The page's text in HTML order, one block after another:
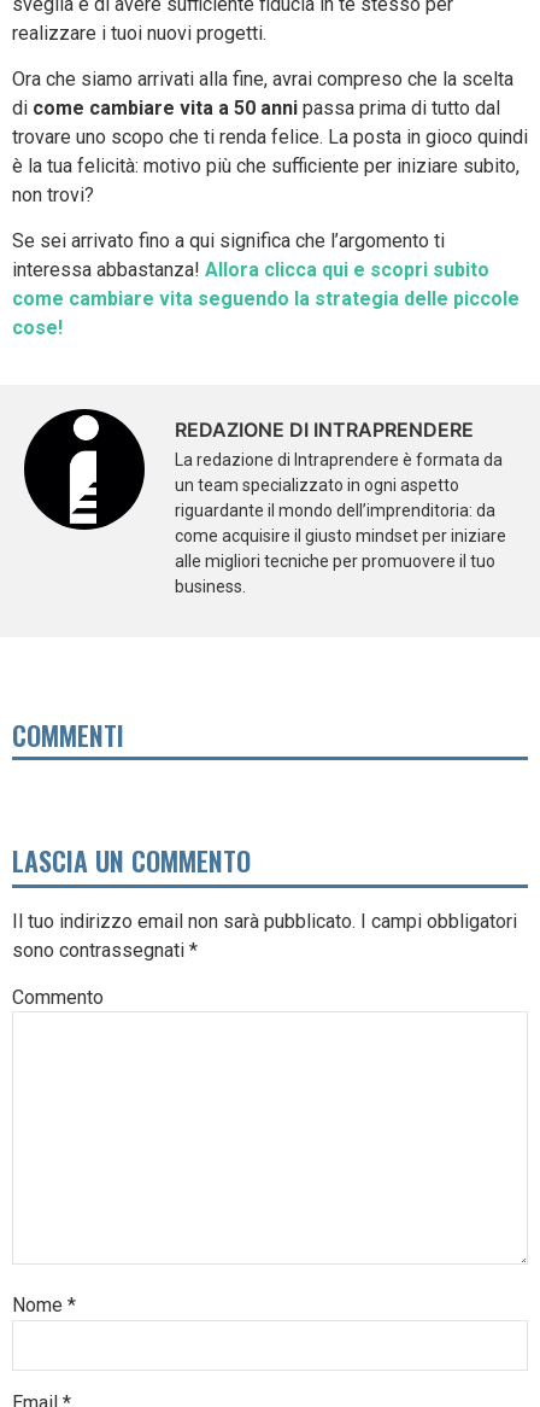
realizzare i tuoi nuovi progetti.
Ora che siamo arrivati alla fine, avrai compreso che la scelta
di come cambiare vita a 50 anni passa prima di tutto dal
trovare uno scopo che ti renda felice. La posta in gioco quindi
è la tua felicità: motivo più che sufficiente per iniziare subito,
non trovi?
Se sei arrivato fino a qui significa che l’argomento ti
interessa abbastanza! Allora clicca qui e scopri subito
come cambiare vita seguendo la strategia delle piccole
cose!
REDAZIONE DI INTRAPRENDERE
La redazione di Intraprendere è formata da
un team specializzato in ogni aspetto
riguardante il mondo dell’imprenditoria: da
come acquisire il giusto mindset per iniziare
alle migliori tecniche per promuovere il tuo
business.
COMMENTI
LASCIA UN COMMENTO
Il tuo indirizzo email non sarà pubblicato. I campi obbligatori
sono contrassegnati *
Commento
Nome *